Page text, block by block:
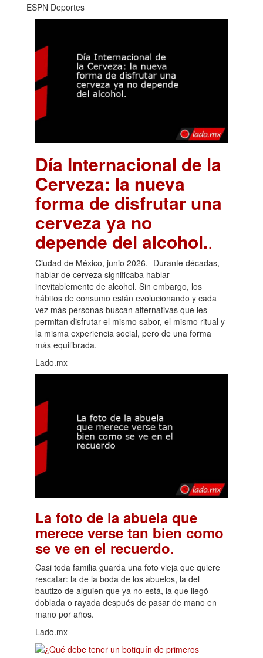
ESPN Deportes
Día Internacional de la
Cerveza: la nueva
forma de disfrutar una
cerveza ya no
depende del alcohol..
Ciudad de México, junio 2026.- Durante décadas,
hablar de cerveza significaba hablar
inevitablemente de alcohol. Sin embargo, los
hábitos de consumo están evolucionando y cada
vez más personas buscan alternativas que les
permitan disfrutar el mismo sabor, el mismo ritual y
la misma experiencia social, pero de una forma
más equilibrada.
Lado.mx
La foto de la abuela que
merece verse tan bien como
se ve en el recuerdo.
Casi toda familia guarda una foto vieja que quiere
rescatar: la de la boda de los abuelos, la del
bautizo de alguien que ya no está, la que llegó
doblada o rayada después de pasar de mano en
mano por años.
Lado.mx